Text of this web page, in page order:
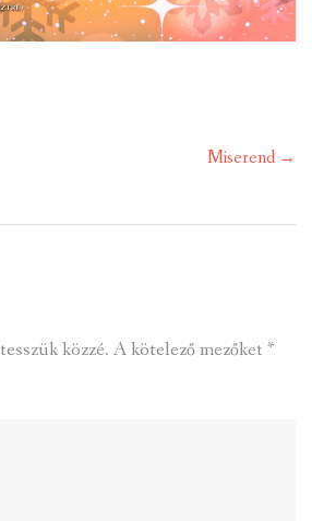
Miserend →
közzé. A kötelező mezőket *